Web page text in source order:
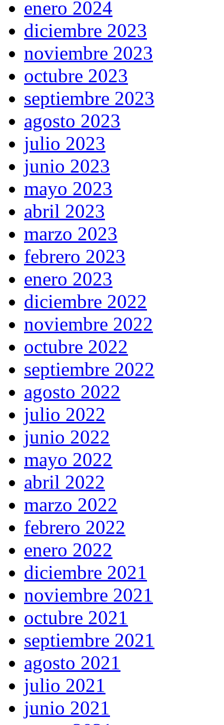
enero 2024
diciembre 2023
noviembre 2023
octubre 2023
septiembre 2023
agosto 2023
julio 2023
junio 2023
mayo 2023
abril 2023
marzo 2023
febrero 2023
enero 2023
diciembre 2022
noviembre 2022
octubre 2022
septiembre 2022
agosto 2022
julio 2022
junio 2022
mayo 2022
abril 2022
marzo 2022
febrero 2022
enero 2022
diciembre 2021
noviembre 2021
octubre 2021
septiembre 2021
agosto 2021
julio 2021
junio 2021